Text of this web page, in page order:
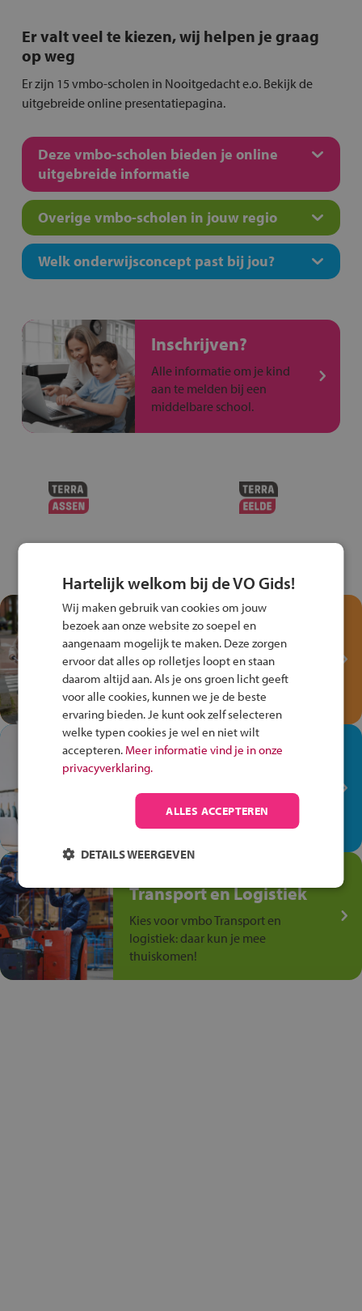
Er valt veel te kiezen, wij helpen je graag
op weg
Er zijn 15 vmbo-scholen in Nooitgedacht e.o. Bekijk de
uitgebreide online presentatiepagina.
Deze vmbo-scholen bieden je online
uitgebreide informatie
Overige vmbo-scholen in jouw regio
Welk onderwijsconcept past bij jou?
Inschrijven?
Alle informatie om je kind
aan te melden bij een
middelbare school.
Test je kennis met het
Fiets Veilig
Verkeersspel!
Speel het Fiets Veilig Verkeersspel
en win een Cortina-fiets!
In de winkel ben je op je
plek!
Ontdek via het vmbo jouw talent
op de winkelvloer, waar elke dag
anders is!
Transport en Logistiek
Kies voor vmbo Transport en
logistiek: daar kun je mee
thuiskomen!
Hartelijk welkom bij de VO Gids!
Wij maken gebruik van cookies om jouw
bezoek aan onze website zo soepel en
aangenaam mogelijk te maken. Deze zorgen
ervoor dat alles op rolletjes loopt en staan
daarom altijd aan. Als je ons groen licht geeft
voor alle cookies, kunnen we je de beste
ervaring bieden. Je kunt ook zelf selecteren
welke typen cookies je wel en niet wilt
accepteren. Meer informatie vind je in onze
privacyverklaring.
ALLES ACCEPTEREN
DETAILS WEERGEVEN